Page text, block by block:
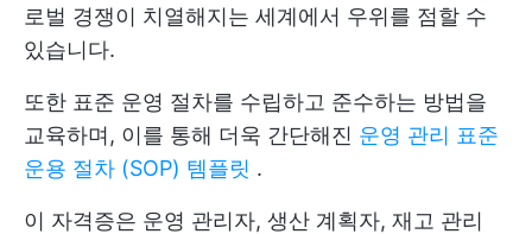
로벌 경쟁이 치열해지는 세계에서 우위를 점할 수
있습니다.
또한 표준 운영 절차를 수립하고 준수하는 방법을
교육하며, 이를 통해 더욱 간단해진 운영 관리 표준
운용 절차 (SOP) 템플릿 .
이 자격증은 운영 관리자, 생산 계획자, 재고 관리